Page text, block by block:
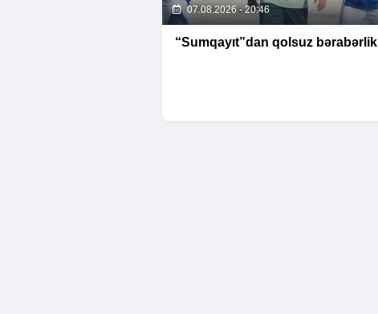
07.08.2026 - 20:46
“Sumqayıt”dan qolsuz bərabərlik